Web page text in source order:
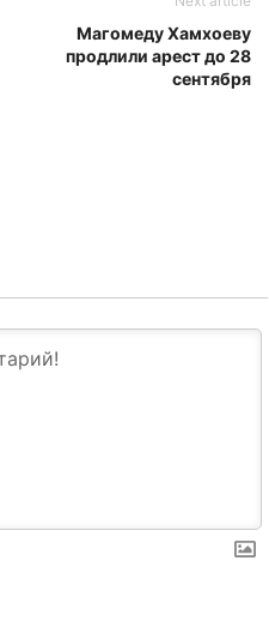
Магомеду Хамхоеву
продлили арест до 28
сентября